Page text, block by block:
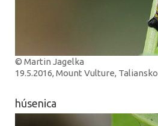
© Martin Jagelka
19.5.2016, Mount Vulture, Taliansko
húsenica